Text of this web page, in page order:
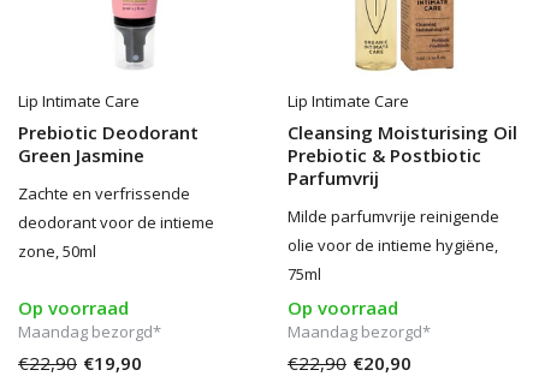
Lip Intimate Care
Prebiotic Deodorant
Green Jasmine
Zachte en verfrissende
deodorant voor de intieme
zone, 50ml
Op voorraad
Maandag bezorgd*
€22,90 €19,90
Lip Intimate Care
Cleansing Moisturising Oil
Prebiotic & Postbiotic
Parfumvrij
Milde parfumvrije reinigende
olie voor de intieme hygiëne,
75ml
Op voorraad
Maandag bezorgd*
€22,90 €20,90